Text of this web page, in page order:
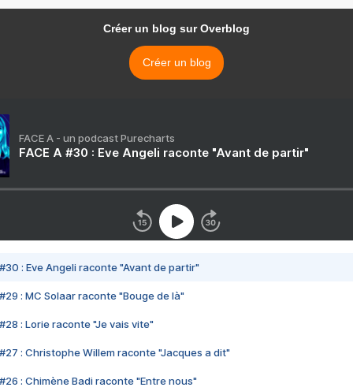
Créer un blog sur Overblog
Créer un blog
FACE A - un podcast Purecharts
FACE A #30 : Eve Angeli raconte "Avant de partir"
#30 : Eve Angeli raconte "Avant de partir"
#29 : MC Solaar raconte "Bouge de là"
#28 : Lorie raconte "Je vais vite"
#27 : Christophe Willem raconte "Jacques a dit"
#26 : Chimène Badi raconte "Entre nous"